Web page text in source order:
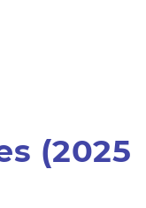
(2025